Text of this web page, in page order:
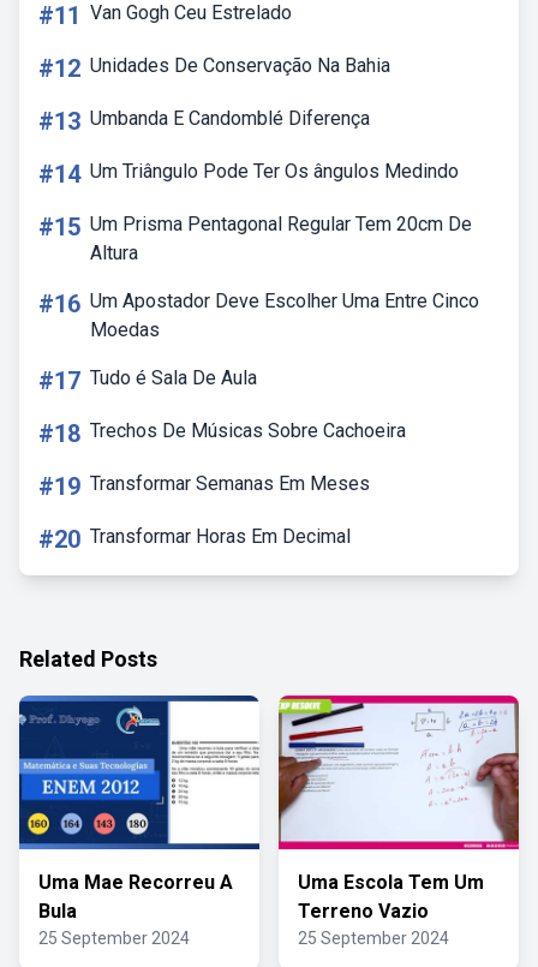
#11 Van Gogh Ceu Estrelado
#12 Unidades De Conservação Na Bahia
#13 Umbanda E Candomblé Diferença
#14 Um Triângulo Pode Ter Os ângulos Medindo
#15 Um Prisma Pentagonal Regular Tem 20cm De
Altura
#16 Um Apostador Deve Escolher Uma Entre Cinco
Moedas
#17 Tudo é Sala De Aula
#18 Trechos De Músicas Sobre Cachoeira
#19 Transformar Semanas Em Meses
#20 Transformar Horas Em Decimal
Related Posts
Uma Mae Recorreu A
Bula
25 September 2024
Uma Escola Tem Um
Terreno Vazio
25 September 2024